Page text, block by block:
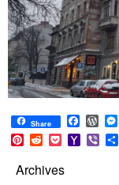
Share
Pinterest
RedditPocketYahoo
Mail
Archives